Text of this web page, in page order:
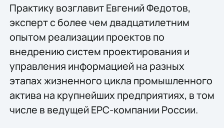
Практику возглавит Евгений Федотов,
эксперт с более чем двадцатилетним
опытом реализации проектов по
внедрению систем проектирования и
управления информацией на разных
этапах жизненного цикла промышленного
актива на крупнейших предприятиях, в том
числе в ведущей EPC-компании России.